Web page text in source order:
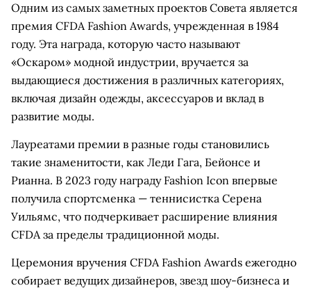
Одним из самых заметных проектов Совета является
премия CFDA Fashion Awards, учрежденная в 1984
году. Эта награда, которую часто называют
«Оскаром» модной индустрии, вручается за
выдающиеся достижения в различных категориях,
включая дизайн одежды, аксессуаров и вклад в
развитие моды.
Лауреатами премии в разные годы становились
такие знаменитости, как Леди Гага, Бейонсе и
Рианна. В 2023 году награду Fashion Icon впервые
получила спортсменка — теннисистка Серена
Уильямс, что подчеркивает расширение влияния
CFDA за пределы традиционной моды.
Церемония вручения CFDA Fashion Awards ежегодно
собирает ведущих дизайнеров, звезд шоу-бизнеса и